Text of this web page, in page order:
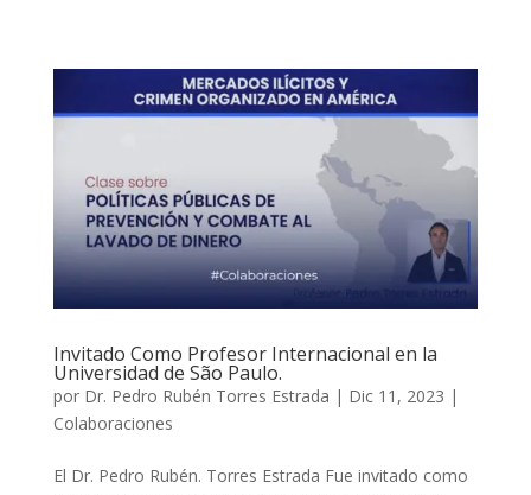
Invitado Como Profesor Internacional en la
Universidad de São Paulo.
por Dr. Pedro Rubén Torres Estrada | Dic 11, 2023 |
Colaboraciones
El Dr. Pedro Rubén. Torres Estrada Fue invitado como